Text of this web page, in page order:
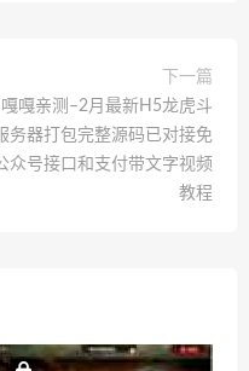
下一篇
嘎嘎亲测–2月最新H5龙虎斗
务器打包完整源码已对接免
众号接口和支付带文字视频
教程